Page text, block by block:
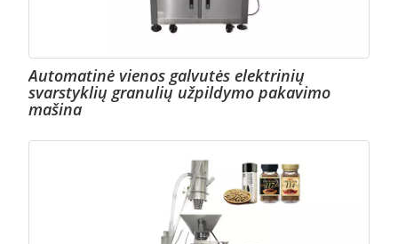
Automatinė vienos galvutės elektrinių
svarstyklių granulių užpildymo pakavimo
mašina